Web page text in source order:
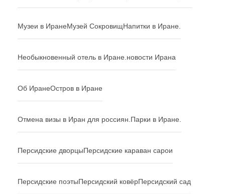
Музеи в ИранеМузей СокровищНапитки в Иране.
Необыкновенный отель в Иране.новости Ирана
Об ИранеОстров в Иране
Отмена визы в Иран для россиян.Парки в Иране.
Персидские дворцыПерсидские караван сарои
Персидские поэтыПерсидский ковёрПерсидский сад